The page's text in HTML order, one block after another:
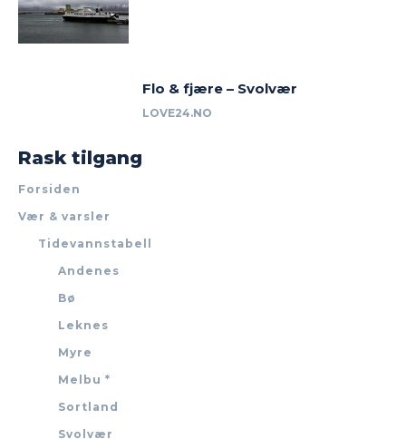
Flo & fjære – Svolvær
LOVE24.NO
Rask tilgang
Forsiden
Vær & varsler
Tidevannstabell
Andenes
Bø
Leknes
Myre
Melbu *
Sortland
Svolvær